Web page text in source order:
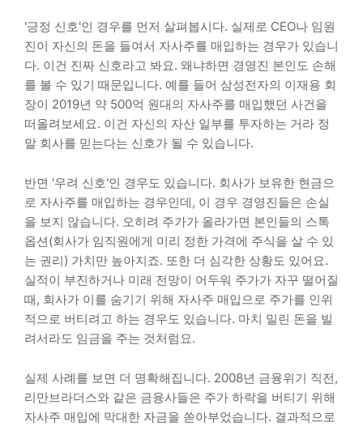
'긍정 신호'인 경우를 먼저 살펴봅시다. 실제로 CEO나 임원
진이 자신의 돈을 들여서 자사주를 매입하는 경우가 있습니
다. 이건 진짜 신호라고 봐요. 왜냐하면 경영진 본인도 손해
를 볼 수 있기 때문입니다. 예를 들어 삼성전자의 이재용 회
장이 2019년 약 500억 원대의 자사주를 매입했던 사건을
떠올려보세요. 이건 자신의 자산 일부를 투자하는 거라 정
말 회사를 믿는다는 신호가 될 수 있습니다.
반면 '우려 신호'인 경우도 있습니다. 회사가 보유한 현금으
로 자사주를 매입하는 경우인데, 이 경우 경영진들은 손실
을 보지 않습니다. 오히려 주가가 올라가면 본인들의 스톡
옵션(회사가 임직원에게 미리 정한 가격에 주식을 살 수 있
는 권리) 가치만 높아지죠. 또한 더 심각한 상황도 있어요.
실적이 부진하거나 미래 전망이 어두워 주가가 자꾸 떨어질
때, 회사가 이를 숨기기 위해 자사주 매입으로 주가를 인위
적으로 버티려고 하는 경우도 있습니다. 마치 밀린 돈을 빌
려서라도 임금을 주는 것처럼요.
실제 사례를 보면 더 명확해집니다. 2008년 금융위기 직전,
리만브라더스와 같은 금융사들은 주가 하락을 버티기 위해
자사주 매입에 막대한 자금을 쏟아부었습니다. 결과적으로